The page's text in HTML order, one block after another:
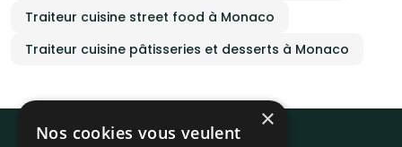
Traiteur cuisine street food à Monaco
Traiteur cuisine pâtisseries et desserts à Monaco
×
Nos cookies vous veulent